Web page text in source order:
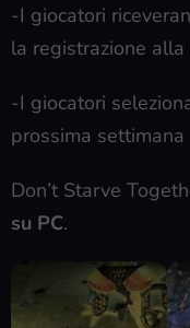
-I giocatori
la registrazione alla
-I giocatori
prossima settimana
Don’t Starve
su PC.